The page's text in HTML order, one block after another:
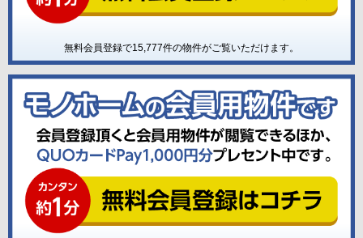
無料会員登録で15,777件の物件がご覧いただけます。